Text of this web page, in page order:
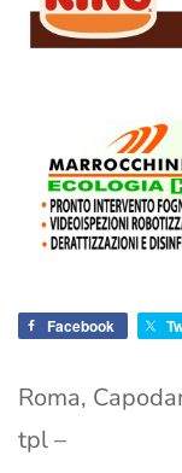
Facebook
Roma,
tpl –